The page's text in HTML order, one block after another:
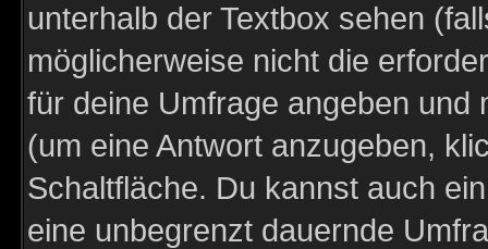
unterhalb der Textbox sehen
möglicherweise nicht die
für deine Umfrage angeben und
(um eine Antwort anzugeben,
Schaltfläche. Du kannst auch
eine unbegrenzt dauernde